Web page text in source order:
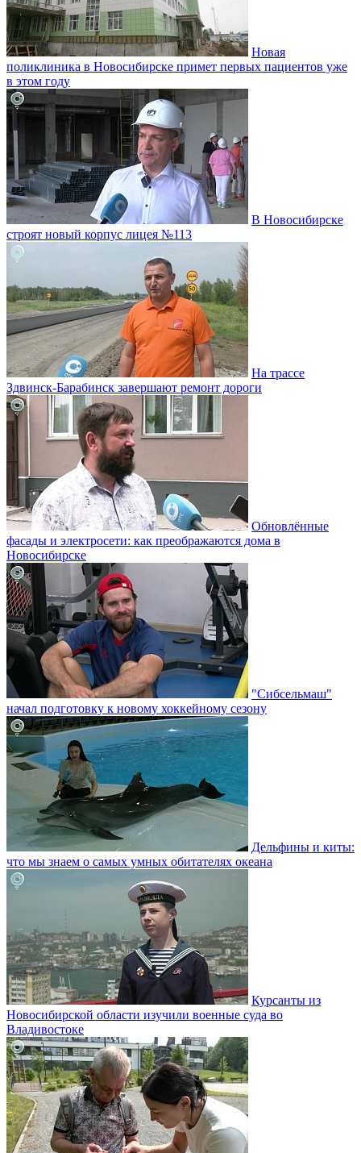
Новая
поликлиника в Новосибирске примет первых пациентов уже
в этом году
В Новосибирске
строят новый корпус лицея №113
На трассе
Здвинск-Барабинск завершают ремонт дороги
Обновлённые
фасады и электросети: как преображаются дома в
Новосибирске
"Сибсельмаш"
начал подготовку к новому хоккейному сезону
Дельфины и киты:
что мы знаем о самых умных обитателях океана
Курсанты из
Новосибирской области изучили военные суда во
Владивостоке